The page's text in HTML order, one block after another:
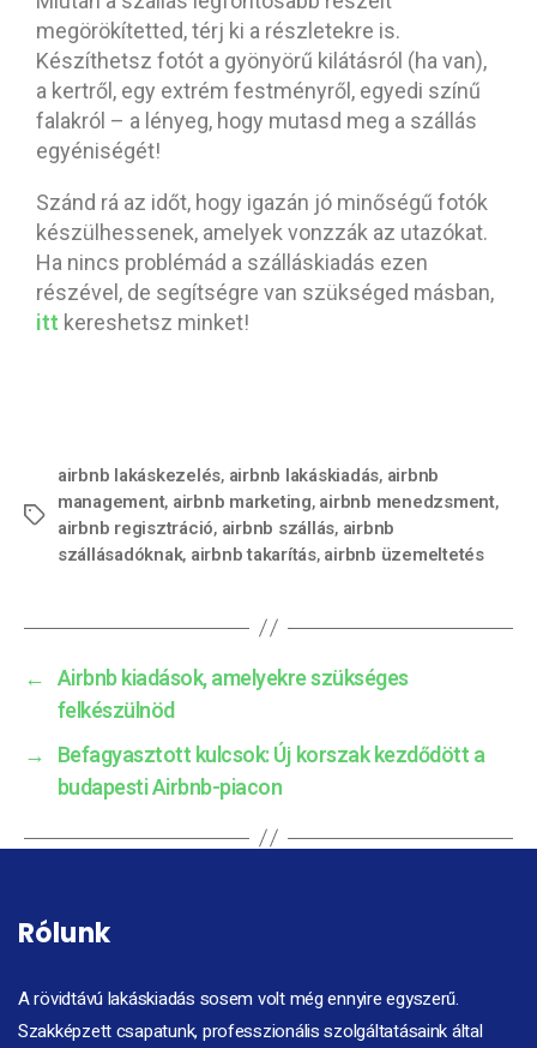
megörökítetted, térj ki a részletekre is.
Készíthetsz fotót a gyönyörű kilátásról (ha van),
a kertről, egy extrém festményről, egyedi színű
falakról – a lényeg, hogy mutasd meg a szállás
egyéniségét!
Szánd rá az időt, hogy igazán jó minőségű fotók
készülhessenek, amelyek vonzzák az utazókat.
Ha nincs problémád a szálláskiadás ezen
részével, de segítségre van szükséged másban,
itt kereshetsz minket!
airbnb lakáskezelés, airbnb lakáskiadás, airbnb
management, airbnb marketing,airbnb menedzsment,
airbnb regisztráció, airbnb szállás, airbnb
szállásadóknak, airbnb takarítás,airbnb üzemeltetés
← Airbnb kiadások, amelyekre szükséges
felkészülnöd
→ Befagyasztott kulcsok: Új korszak kezdődött a
budapesti Airbnb-piacon
Rólunk
A rövidtávú lakáskiadás sosem volt még ennyire egyszerű.
Szakképzett csapatunk, professzionális szolgáltatásaink által